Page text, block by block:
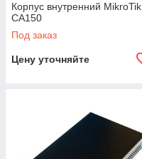
Корпус внутренний MikroTik
CA150
Под заказ
Цену уточняйте